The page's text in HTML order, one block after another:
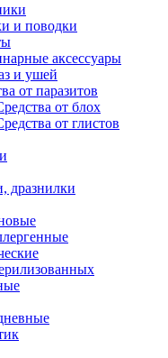
и поводки
аксессуары
и ушей
от паразитов
от блох
от глистов
дразнилки